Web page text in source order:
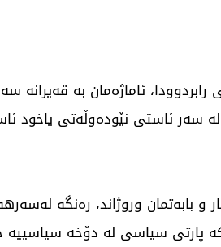
رابردوودا، ئاماژەمان بە قەیرانە
سەر ئاستی نێودەوڵەتی یاخود
و بابەتمان وروژاند، رەنگە
پارتی سیاسی لە دۆخە سیاسییە